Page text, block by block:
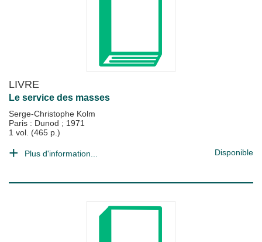
LIVRE
Le service des masses
Serge-Christophe Kolm
Paris : Dunod ; 1971
1 vol. (465 p.)
Plus d'information... Disponible